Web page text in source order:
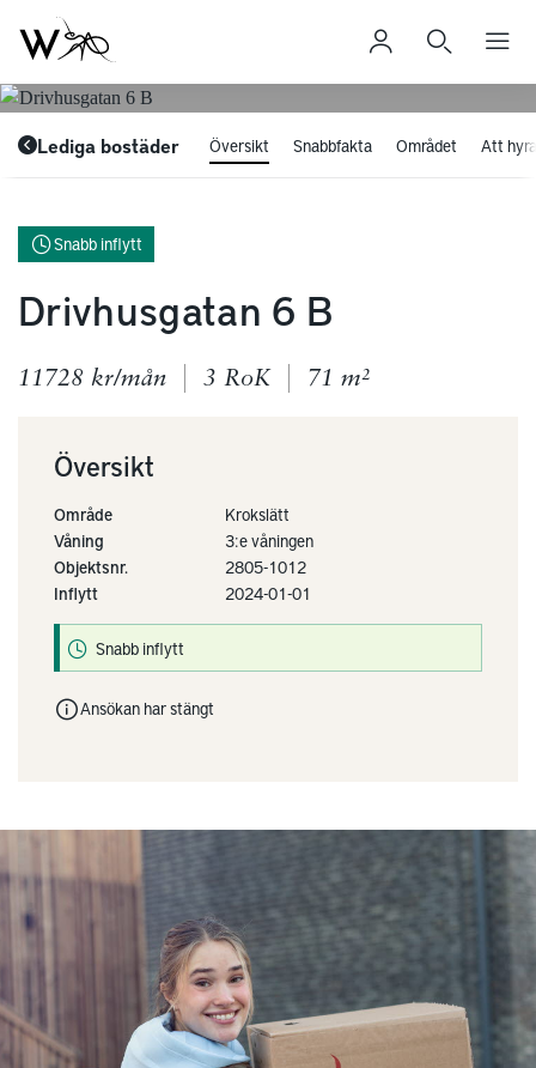
Lediga bostäder Översikt Snabbfakta Området Att
Snabb inflytt
Drivhusgatan 6 B
11728 kr/mån 3 RoK 71 m²
Översikt
Område
Krokslätt
Våning
3:e våningen
Objektsnr.
2805-1012
Inflytt
2024-01-01
Snabb inflytt
Ansökan har stängt